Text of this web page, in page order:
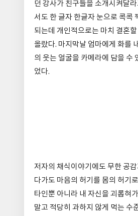
던 강사가 친구들을 소개시켜달
서도 한 글자 한글자 눈으로 콕콕
되는데 개인적으로는 마치 결혼
올랐다. 마지막날 엄마에게 화를
의 웃는 얼굴을 카메라에 담을 수
었다.
저자의 채식이야기에도 무한 공
다가도 마음의 허기를 몸의 허기
타인뿐 아니라 내 자신을 괴롭혀
말고 적당히 과하지 않게 먹는 수